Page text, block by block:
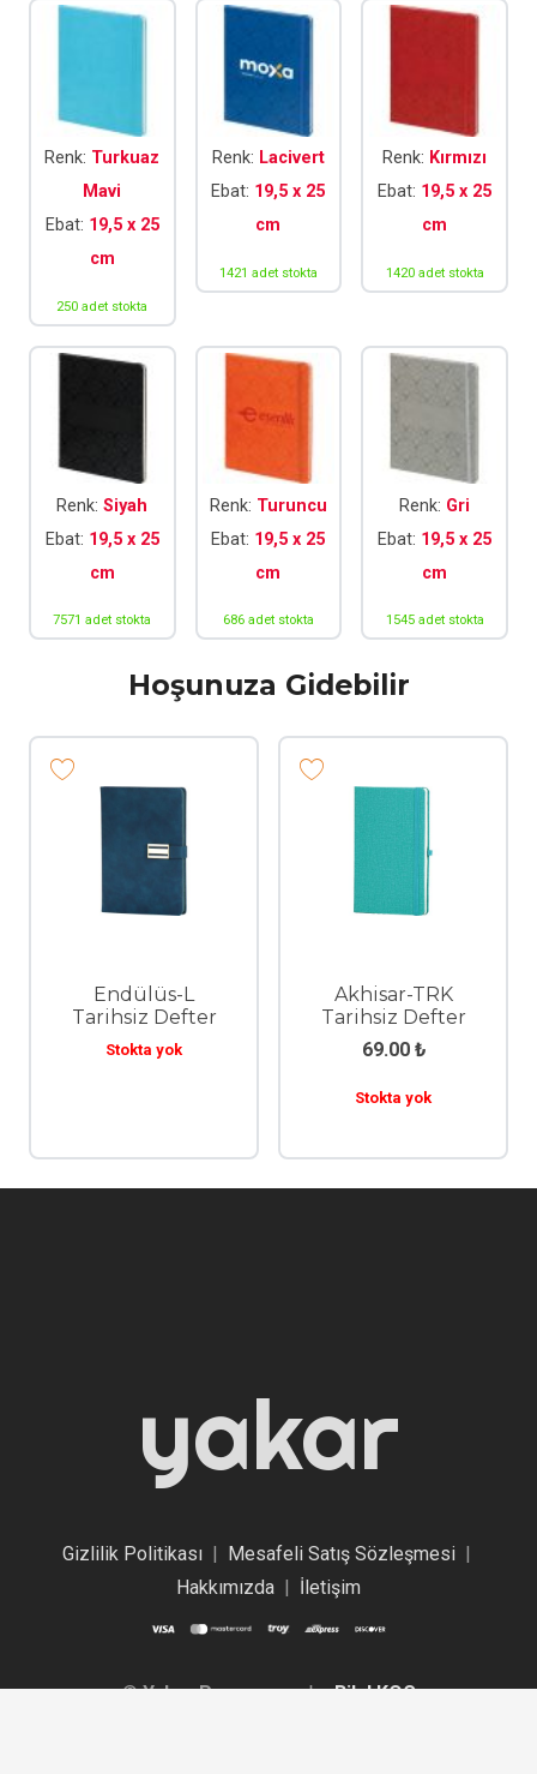
Renk: Turkuaz
Mavi
Ebat: 19,5 x 25
cm
250 adet stokta
Renk: Lacivert
Ebat: 19,5 x 25
cm
1421 adet stokta
Renk: Kırmızı
Ebat: 19,5 x 25
cm
1420 adet stokta
Renk:Siyah
Ebat: 19,5 x 25
cm
7571 adet stokta
Renk: Turuncu
Ebat: 19,5 x 25
cm
686 adet stokta
Renk: Gri
Ebat: 19,5 x 25
cm
1545 adet stokta
Hoşunuza Gidebilir
Endülüs-L
Tarihsiz Defter
Stokta yok
Akhisar-TRK
Tarihsiz Defter
69.00 ₺
Stokta yok
yakar
Gizlilik Politikası| Mesafeli Satış Sözleşmesi|
Hakkımızda | İletişim
©Yakar PromosyonbyBilal KOÇ